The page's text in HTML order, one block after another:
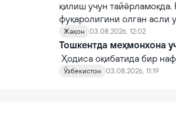
қилиш учун
фуқаролигини олган асли
заҳоти ҳарбий хизматга
Жаҳон 03.08.2026, 12:02
Тошкентда меҳмонхона
Ҳодиса оқибатида бир
Ўзбекистон 03.08.2026, 11:19